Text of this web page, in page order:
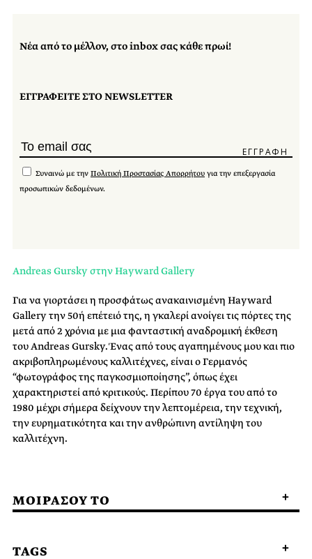
Νέα από το μέλλον, στο inbox σας κάθε πρωί!
ΕΓΓΡΑΦΕΙΤΕ ΣΤΟ NEWSLETTER
Συναινώ με την Πολιτική Προστασίας Απορρήτου για την επεξεργασία
προσωπικών δεδομένων.
Andreas Gursky στην Hayward Gallery
Για να γιορτάσει η προσφάτως ανακαινισμένη Hayward
Gallery την 50ή επέτειό της, η γκαλερί ανοίγει τις πόρτες της
μετά από 2 χρόνια με μια φανταστική αναδρομική έκθεση
του Andreas Gursky. Ένας από τους αγαπημένους μου και πιο
ακριβοπληρωμένους καλλιτέχνες, είναι ο Γερμανός
“φωτογράφος της παγκοσμιοποίησης”, όπως έχει
χαρακτηριστεί από κριτικούς. Περίπου 70 έργα του από το
1980 μέχρι σήμερα δείχνουν την λεπτομέρεια, την τεχνική,
την ευρηματικότητα και την ανθρώπινη αντίληψη του
καλλιτέχνη.
ΜΟΙΡΑΣΟΥ ΤΟ
TAGS